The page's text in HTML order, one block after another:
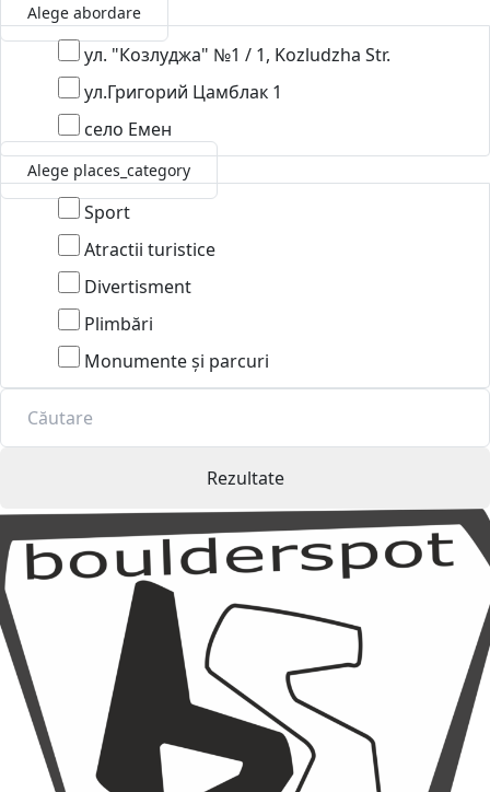
Alege abordare
ул. "Козлуджа" №1 / 1, Kozludzha Str.
ул.Григорий Цамблак 1
село Емен
Alege places_category
Sport
Atractii turistice
Divertisment
Plimbări
Monumente și parcuri
Rezultate